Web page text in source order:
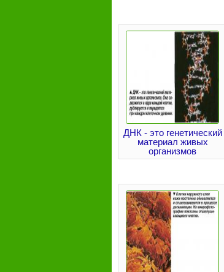
ДНК - это генетический
материал живых
организмов